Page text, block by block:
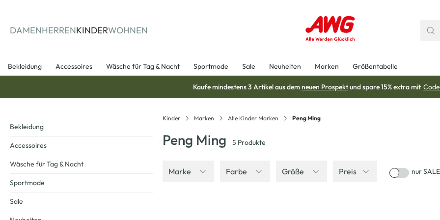
DAMENHERRENKINDERWOHNEN
Bekleidung Accessoires Wäsche für Tag & Nacht Sportmode Sale Neuheiten Marken Größentabelle
Kaufe mindestens 3 Artikel aus demneuen Prospektund spare 15% extra mit
Kinder Marken Alle Kinder Marken Peng Ming
Peng Ming 5 Produkte
Marke Farbe Größe Preis nur
Bekleidung
Accessoires
Wäsche für Tag & Nacht
Sportmode
Sale